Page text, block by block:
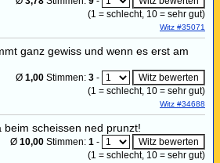
(1 = schlecht, 10 = sehr gut)
Witz #35071
ganz gewiss und wenn es erst am
Ø 1,00 Stimmen: 3 -
(1 = schlecht, 10 = sehr gut)
Witz #34688
beim scheissen ned prunzt!
Ø 10,00 Stimmen: 1 -
(1 = schlecht, 10 = sehr gut)